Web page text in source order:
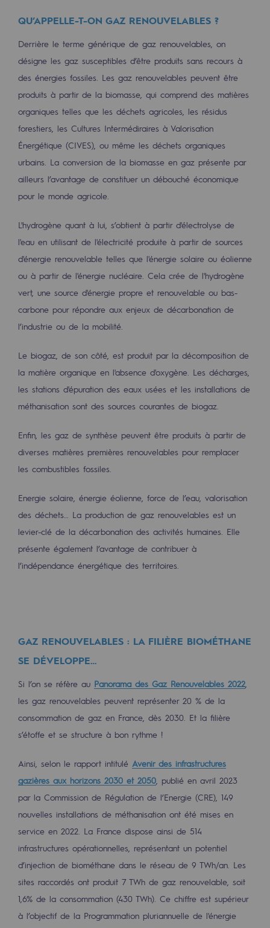
Concertations CH4, H2 et CO2
Espace pédagogique
Espace pédagogique
2050 : un monde d’énergies
Objectif Hydrogène
CCUS Objectif Zéro CO2
Objectif Biométhane
Le Labo
Acteur engagé
Acteur engagé
Ambition RSE
Responsabilité environnementale
Responsabilité environnementale
BE POSITIF, le programme de
Décarbonation : une priorité
Gestion de l'énergie
Préservation de la biodiversité
Gestion des impacts
Responsabilité sociale et territoriale
Responsabilité sociale et
Energiz Mouv
Territorial
Engagements auprès des territoires
Notre investissement dans les
Inclusion
Mixité et égalité Femme-Homme
QVCT
Sécurité
Sécurité
PARI 2035, le programme de sécurité
QU’APPELLE-T-ON GAZ RENOUVELABLES ?
Derrière le terme générique de gaz renouvelables, on
désigne les gaz susceptibles d’être produits sans recours à
des énergies fossiles. Les gaz renouvelables peuvent être
produits à partir de la biomasse, qui comprend des matières
organiques telles que les déchets agricoles, les résidus
forestiers, les Cultures Intermédiraires à Valorisation
Énergétique (CIVES), ou même les déchets organiques
urbains. La conversion de la biomasse en gaz présente par
ailleurs l’avantage de constituer un débouché économique
pour le monde agricole.
L'hydrogène quant à lui, s’obtient à partir d'électrolyse de
l'eau en utilisant de l'électricité produite à partir de sources
d'énergie renouvelable telles que l'énergie solaire ou éolienne
ou à partir de l'énergie nucléaire. Cela crée de l'hydrogène
vert, une source d'énergie propre et renouvelable ou bas-
carbone pour répondre aux enjeux de décarbonation de
l’industrie ou de la mobilité.
Le biogaz, de son côté, est produit par la décomposition de
la matière organique en l'absence d'oxygène. Les décharges,
les stations d'épuration des eaux usées et les installations de
méthanisation sont des sources courantes de biogaz.
Enfin, les gaz de synthèse peuvent être produits à partir de
diverses matières premières renouvelables pour remplacer
les combustibles fossiles.
Energie solaire, énergie éolienne, force de l’eau, valorisation
des déchets… La production de gaz renouvelables est un
levier-clé de la décarbonation des activités humaines. Elle
présente également l’avantage de contribuer à
l’indépendance énergétique des territoires.
GAZ RENOUVELABLES : LA FILIÈRE BIOMÉTHANE
SE DÉVELOPPE…
Si l’on se réfère au Panorama des Gaz Renouvelables 2022
les gaz renouvelables peuvent représenter 20 % de la
consommation de gaz en France, dès 2030. Et la filière
s’étoffe et se structure à bon rythme !
Ainsi, selon le rapport intitulé Avenir des infrastructures
gazières aux horizons 2030 et 2050 , publié en avril 2023
par la Commission de Régulation de l’Energie (CRE), 149
nouvelles installations de méthanisation ont été mises en
service en 2022. La France dispose ainsi de 514
infrastructures opérationnelles, représentant un potentiel
d’injection de biométhane dans le réseau de 9 TWh/an. Les
sites raccordés ont produit 7 TWh de gaz renouvelable, soit
1,6% de la consommation (430 TWh). Ce chiffre est supérieur
à l’objectif de la Programmation pluriannuelle de l'énergie